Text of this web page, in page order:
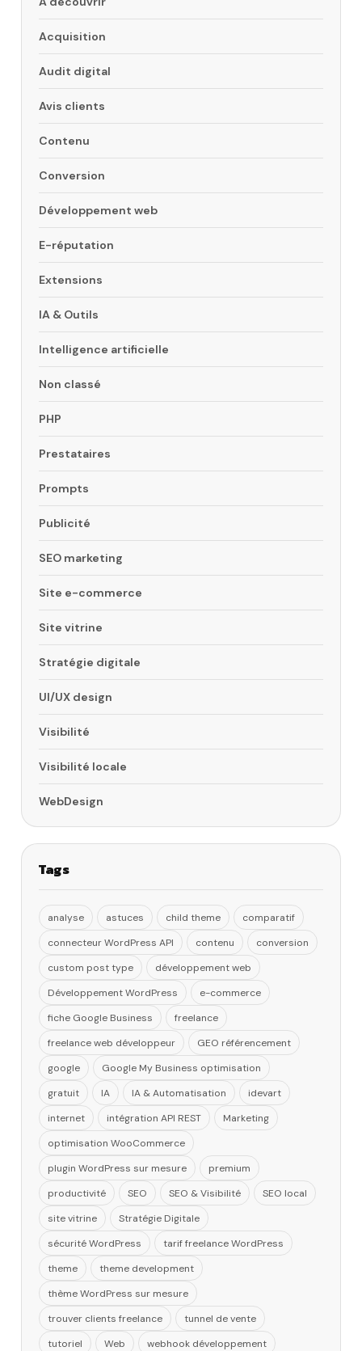
Acquisition
Audit digital
Avis clients
Contenu
Conversion
Développement web
E-réputation
Extensions
IA & Outils
Intelligence artificielle
Non classé
PHP
Prestataires
Prompts
Publicité
SEO marketing
Site e-commerce
Site vitrine
Stratégie digitale
UI/UX design
Visibilité
Visibilité locale
WebDesign
Tags
analyse astuces child theme
comparatif
connecteur WordPress API
contenu
conversion
custom post type
développement web
Développement WordPress
e-commerce
fiche Google Business
freelance
freelance web développeur
GEO référencement
google
Google My Business optimisation
gratuit
IA IA & Automatisation
idevart
internet
intégration API REST
Marketing
optimisation WooCommerce
plugin WordPress sur mesure
premium
productivité
SEO SEO & Visibilité
SEO local
site vitrine
Stratégie Digitale
sécurité WordPress
tarif freelance WordPress
theme
theme development
thème WordPress sur mesure
trouver clients freelance
tunnel de vente
tutoriel
Web
webhook développement